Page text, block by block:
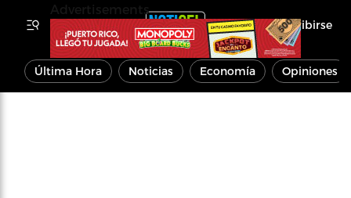
Inscribirse
Última Hora Noticias Economía Opiniones
Advertisements